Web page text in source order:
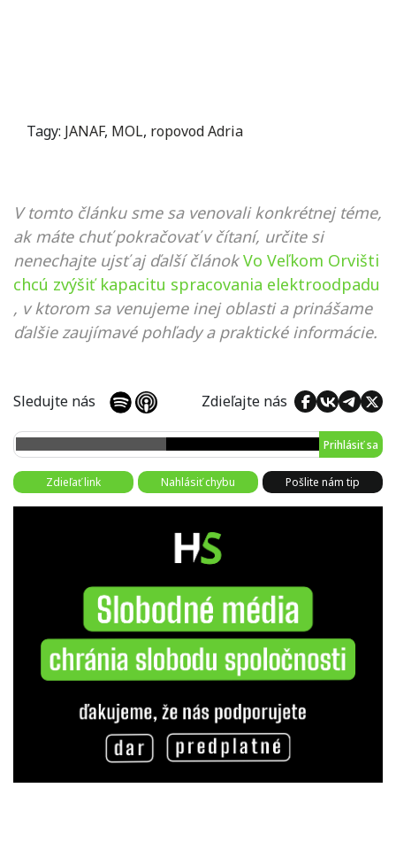
Tagy: JANAF, MOL, ropovod Adria
V tomto článku sme sa venovali konkrétnej téme,
ak máte chuť pokračovať v čítaní, určite si
nenechajte ujsť aj ďalší článok Vo Veľkom Orvišti
chcú zvýšiť kapacitu spracovania elektroodpadu
, v ktorom sa venujeme inej oblasti a prinášame
ďalšie zaujímavé pohľady a praktické informácie.
Sledujte nás Zdieľajte nás
Prihlásiť sa
Zdieľať link Nahlásiť chybu Pošlite nám tip